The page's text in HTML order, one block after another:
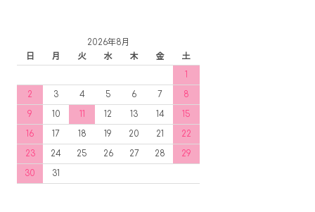
2026年8月
日
月 火 水 木 金
土
1
2 3 4 5 6 7 8
9 10 11 12 13 14 15
16 17 18 19 20 21 22
23 24 25 26 27 28 29
30 31